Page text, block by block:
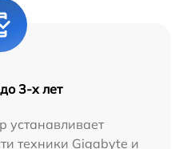
3-х лет
устанавливает
техники Gigabyte и